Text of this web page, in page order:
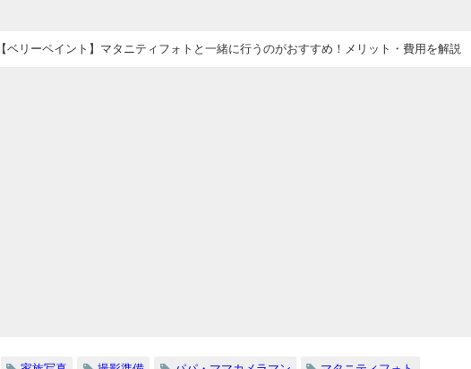
【ベリーペイント】マタニティフォトと一緒に行うのがおすすめ！メリット・費用を解説